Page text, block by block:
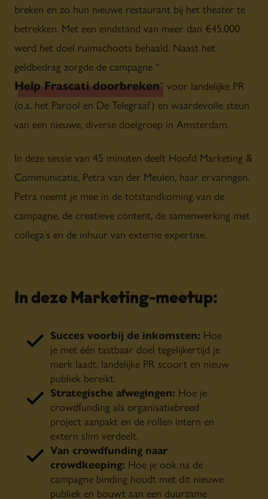
breken en zo hun nieuwe restaurant bij het theater te
betrekken. Met een eindstand van meer dan €45.000
werd het doel ruimschoots behaald. Naast het
geldbedrag zorgde de campagne “
Help Frascati doorbreken” voor landelijke PR
(o.a. het Parool en De Telegraaf) en waardevolle steun
van een nieuwe, diverse doelgroep in Amsterdam.
In deze sessie van 45 minuten deelt Hoofd Marketing &
Communicatie, Petra van der Meulen, haar ervaringen.
Petra neemt je mee in de totstandkoming van de
campagne, de creatieve content, de samenwerking met
collega’s en de inhuur van externe expertise.
In deze Marketing-meetup:
Succes voorbij de inkomsten: Hoe
je met één tastbaar doel tegelijkertijd je
merk laadt, landelijke PR scoort en nieuw
publiek bereikt.
Strategische afwegingen: Hoe je
crowdfunding als organisatiebreed
project aanpakt en de rollen intern en
extern slim verdeelt.
Van crowdfunding naar
crowdkeeping: Hoe je ook na de
campagne binding houdt met dit nieuwe
publiek en bouwt aan een duurzame